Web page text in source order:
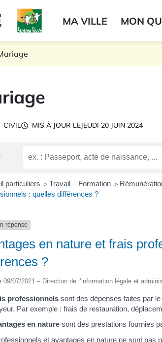
sur GaronneMA VILLE MON
CIVIL MIS À JOUR LEJEUDI 20 JUIN 2024
particuliers > Travail – Formation >
: quelles différences ?
réponse
en nature et frais
?
09/07/2021 – Direction de l’information légale et
professionnels sont des dépenses faites par
Par exemple : frais de restauration,
en nature sont des prestations fournies
et avantages en nature ne sont pas